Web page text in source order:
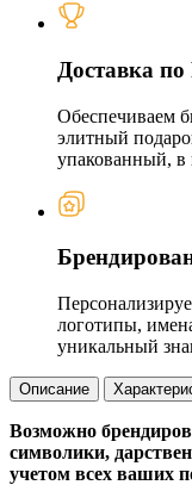
Доставка
Обеспечиваем
элитный
упакованный, в
логотипы,
уникальный
Описание
Возможно
символики,
учетом всех ваших